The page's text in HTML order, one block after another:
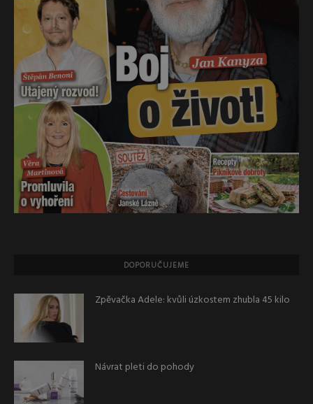
DOPORUČUJEME
Zpěvačka Adele: kvůli úzkostem zhubla 45 kilo
Návrat pleti do pohody